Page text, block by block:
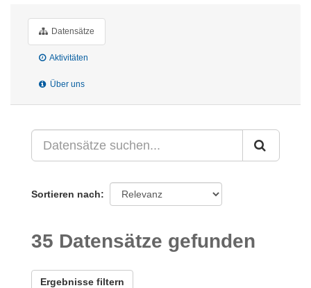
Datensätze
Aktivitäten
Über uns
Sortieren nach
35 Datensätze gefunden
Ergebnisse filtern